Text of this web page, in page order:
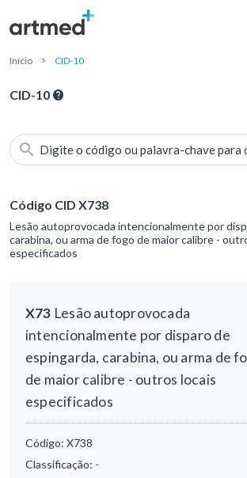
Início CID-10
CID-10
Digite o código ou palavra-chave para
Código CID X738
Lesão autoprovocada intencionalmente por
carabina, ou arma de fogo de maior calibre -
especificados
X73 Lesão autoprovocada
intencionalmente por disparo de
espingarda, carabina, ou arma de
de maior calibre - outros locais
especificados
Código: X738
Classificação: -